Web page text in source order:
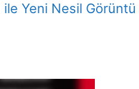
ile Yeni Nesil Görüntü